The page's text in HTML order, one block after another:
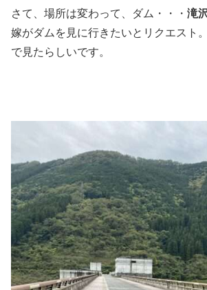
さて、場所は変わって、ダム・・・ 滝
嫁がダムを見に行きたいとリクエスト
で見たらしいです。